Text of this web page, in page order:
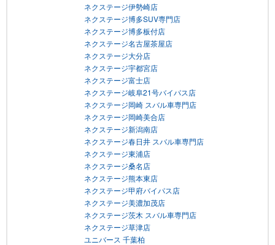
ネクステージ伊勢崎店
ネクステージ博多SUV専門店
ネクステージ博多板付店
ネクステージ名古屋茶屋店
ネクステージ大分店
ネクステージ宇都宮店
ネクステージ富士店
ネクステージ岐阜21号バイパス店
ネクステージ岡崎 スバル車専門店
ネクステージ岡崎美合店
ネクステージ新潟南店
ネクステージ春日井 スバル車専門店
ネクステージ東浦店
ネクステージ桑名店
ネクステージ熊本東店
ネクステージ甲府バイパス店
ネクステージ美濃加茂店
ネクステージ茨木 スバル車専門店
ネクステージ草津店
ユニバース 千葉柏